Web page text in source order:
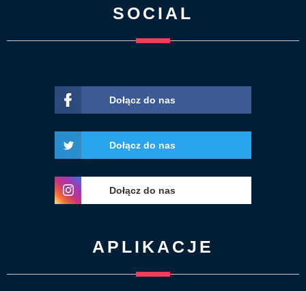
SOCIAL
Dołącz do nas
Dołącz do nas
Dołącz do nas
APLIKACJE